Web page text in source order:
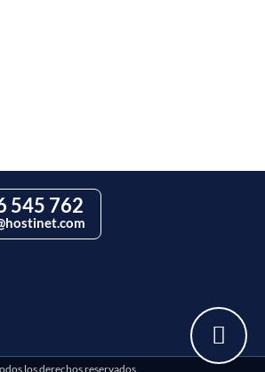
545 762
los derechos reservados.